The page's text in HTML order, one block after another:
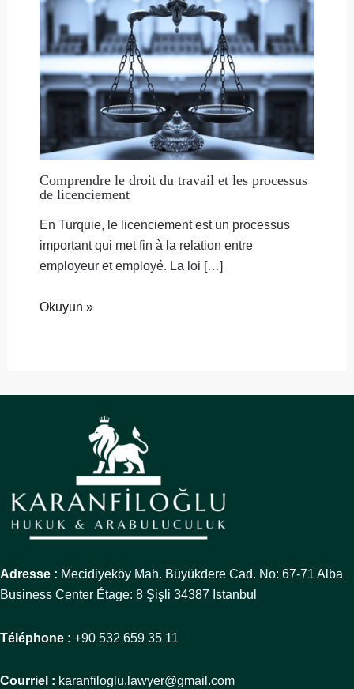
Comprendre le droit du travail et les processus
de licenciement
En Turquie, le licenciement est un processus
important qui met fin à la relation entre
employeur et employé. La loi […]
Okuyun »
Adresse : Mecidiyeköy Mah. Büyükdere Cad. No: 67-71 Alba
Business Center Étage: 8 Şişli 34387 Istanbul
Téléphone : +90 532 659 35 11
Courriel : karanfiloglu.lawyer@gmail.com